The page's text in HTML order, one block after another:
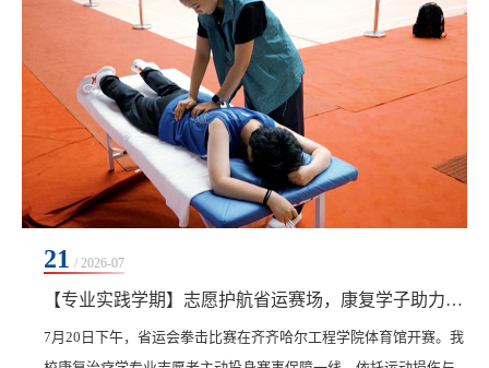
护等多个科目中沉着应战，最终脱颖而出。这不仅...
21 / 2026-07
【专业实践学期】志愿护航省运赛场，康复学子助力拳击赛事
7月20日下午，省运会拳击比赛在齐齐哈尔工程学院体育馆开赛。我